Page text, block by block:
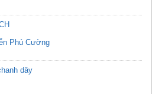
Phú Cường
dây